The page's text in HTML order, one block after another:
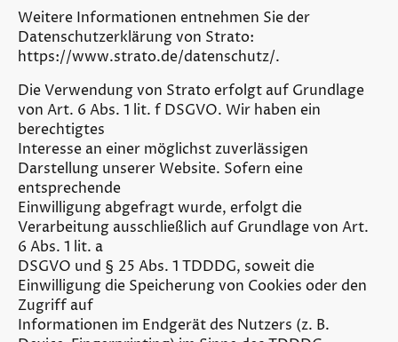
Weitere Informationen entnehmen Sie der
Datenschutzerklärung von Strato:
https://www.strato.de/datenschutz/.
Die Verwendung von Strato erfolgt auf Grundlage
von Art. 6 Abs. 1 lit. f DSGVO. Wir haben ein
berechtigtes
Interesse an einer möglichst zuverlässigen
Darstellung unserer Website. Sofern eine
entsprechende
Einwilligung abgefragt wurde, erfolgt die
Verarbeitung ausschließlich auf Grundlage von Art.
6 Abs. 1 lit. a
DSGVO und § 25 Abs. 1 TDDDG, soweit die
Einwilligung die Speicherung von Cookies oder den
Zugriff auf
Informationen im Endgerät des Nutzers (z. B.